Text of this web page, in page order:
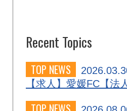
Recent Topics
TOP NEWS
【求人】愛媛FC【法